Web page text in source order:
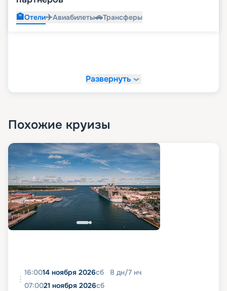
🏨Отели✈️Авиабилеты🚗Трансферы
Развернуть
Похожие круизы
16:0014 ноября 2026сб 8 дн/7 нч
07:0021 ноября 2026сб